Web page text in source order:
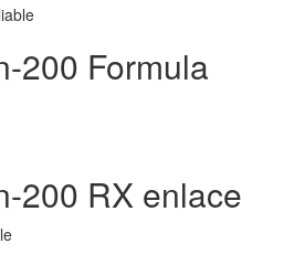
200 Formula
200 RX enlace